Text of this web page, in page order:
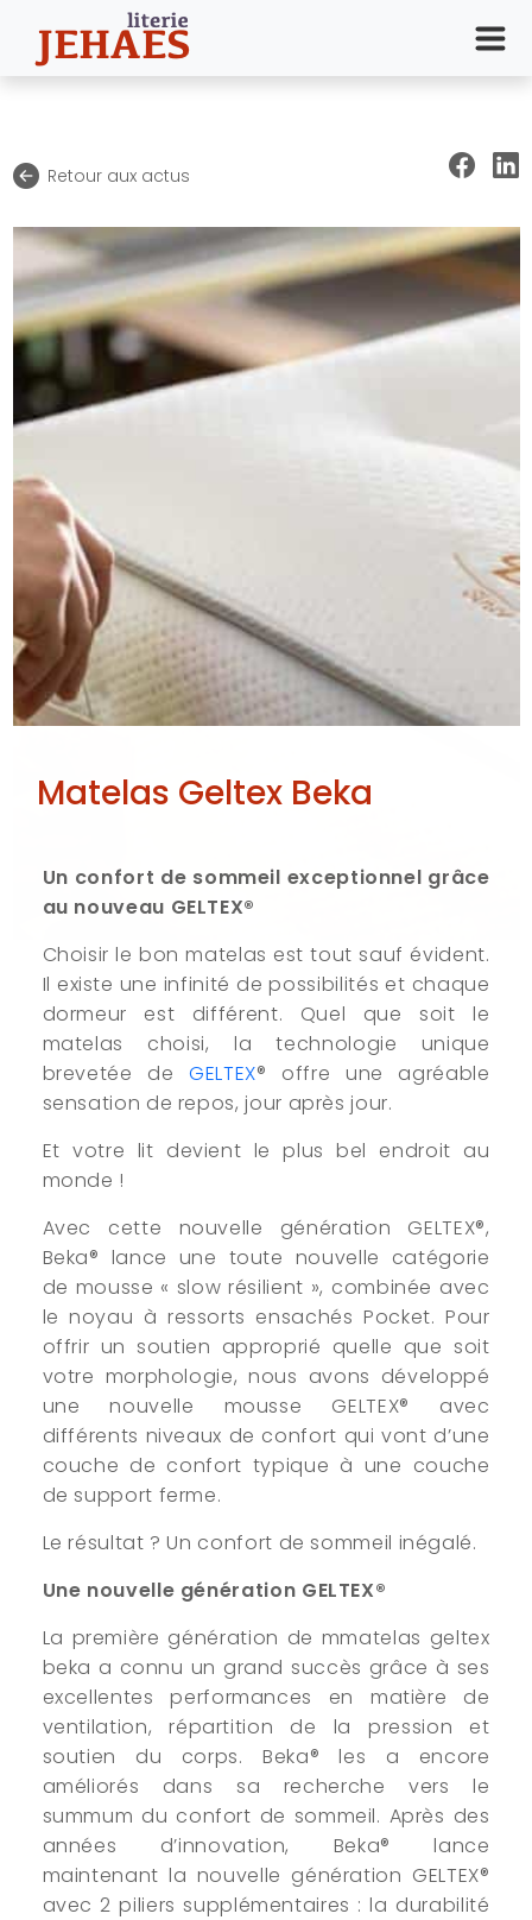
Retour aux actus
Matelas Geltex Beka
Un confort de sommeil exceptionnel grâce
au nouveau GELTEX®
Choisir le bon matelas est tout sauf évident.
Il existe une infinité de possibilités et chaque
dormeur est différent. Quel que soit le
matelas choisi, la technologie unique
brevetée deGELTEX® offre une agréable
sensation de repos, jour après jour.
Et votre lit devient le plus bel endroit au
monde !
Avec cette nouvelle génération GELTEX®,
Beka® lance une toute nouvelle catégorie
de mousse « slow résilient », combinée avec
le noyau à ressorts ensachés Pocket. Pour
offrir un soutien approprié quelle que soit
votre morphologie, nous avons développé
une nouvelle mousse GELTEX® avec
différents niveaux de confort qui vont d’une
couche de confort typique à une couche
de support ferme.
Le résultat ? Un confort de sommeil inégalé.
Une nouvelle génération GELTEX®
La première génération de mmatelas geltex
beka a connu un grand succès grâce à ses
excellentes performances en matière de
ventilation, répartition de la pression et
soutien du corps. Beka® les a encore
améliorés dans sa recherche vers le
summum du confort de sommeil. Après des
années d’innovation, Beka® lance
maintenant la nouvelle génération GELTEX®
avec 2 piliers supplémentaires : la durabilité